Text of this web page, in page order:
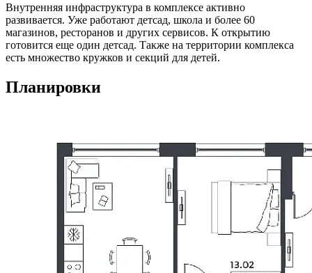
Внутренняя инфраструктура в комплексе активно
развивается. Уже работают детсад, школа и более 60
магазинов, ресторанов и других сервисов. К открытию
готовится еще один детсад. Также на территории комплекса
есть множество кружков и секций для детей.
Планировки